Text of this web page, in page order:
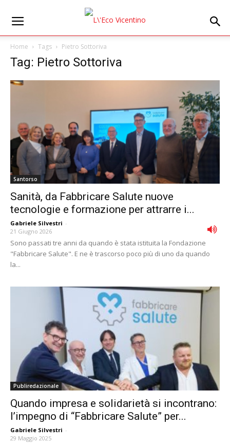
Home Tags Pietro Sottoriva
Tag: Pietro Sottoriva
Santorso
Sanità, da Fabbricare Salute nuove
tecnologie e formazione per attrarre i...
Gabriele Silvestri -
21 Giugno 2026
Sono passati tre anni da quando è stata istituita la Fondazione
"Fabbricare Salute". E ne è trascorso poco più di uno da quando
la...
Publiredazionale
Quando impresa e solidarietà si incontrano:
l’impegno di “Fabbricare Salute” per...
Gabriele Silvestri -
29 Maggio 2025